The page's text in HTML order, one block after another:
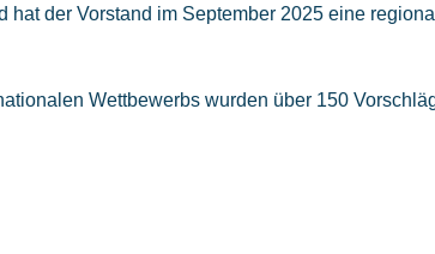
hat der Vorstand im September 2025 eine
Wettbewerbs wurden über 150